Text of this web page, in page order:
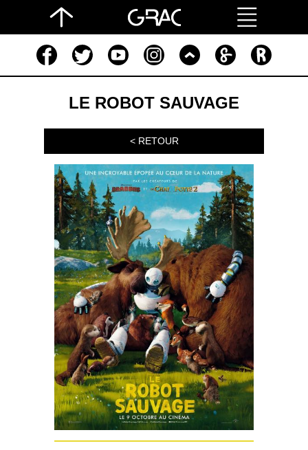
LE ROBOT SAUVAGE
< RETOUR